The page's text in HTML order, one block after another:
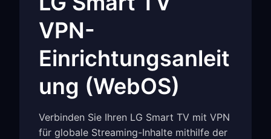
VPN-
Einrichtungsanleit
ung (WebOS)
Verbinden Sie Ihren LG Smart TV mit VPN
für globale Streaming-Inhalte mithilfe der